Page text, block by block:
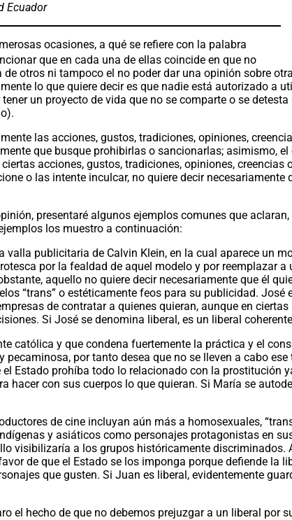
Ecuador
ocasiones, a qué se refiere con la palabra
que en cada una de ellas coincide en que no
otros ni tampoco el no poder dar una opinión sobre
lo que quiere decir es que nadie está autorizado a
un proyecto de vida que no se comparte o se detesta
las acciones, gustos, tradiciones, opiniones,
que busque prohibirlas o sancionarlas; asimismo, el
acciones, gustos, tradiciones, opiniones, creencias
o las intente inculcar, no quiere decir necesariamente
presentaré algunos ejemplos comunes que aclaran,
los muestro a continuación:
valla publicitaria de Calvin Klein, en la cual aparece un
por la fealdad de aquel modelo y por reemplazar a
aquello no quiere decir necesariamente que él
“trans” o estéticamente feos para su publicidad. José
de contratar a quienes quieran, aunque en ciertas
Si José se denomina liberal, es un liberal
católica y que condena fuertemente la práctica y el
por tanto desea que no se lleven a cabo ese
Estado prohíba todo lo relacionado con la prostitución
hacer con sus cuerpos lo que quieran. Si María se
de cine incluyan aún más a homosexuales,
y asiáticos como personajes protagonistas en
visibilizaría a los grupos históricamente discriminados.
de que el Estado se los imponga porque defiende la
que gusten. Si Juan es liberal, evidentemente
el hecho de que no debemos prejuzgar a un liberal por